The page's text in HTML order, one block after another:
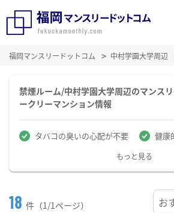
福岡マンスリードットコム 中村学園大学周辺
禁煙ルーム/中村学園大学周辺のマンス
ークリーマンション情報
タバコの臭いの心配が不要 健康
もっと見る
18 件（1/1ページ）